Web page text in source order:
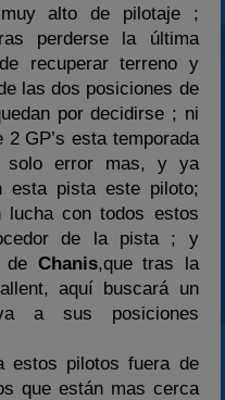
alto de pilotaje ;
perderse la última
recuperar terreno y
las dos posiciones de
por decidirse ; ni
GP’s esta temporada
solo error mas, y ya
esta pista este piloto;
lucha con todos estos
de la pista ; y
de Chanis,que tras la
aquí buscará un
a sus posiciones
estos pilotos fuera de
que están mas cerca